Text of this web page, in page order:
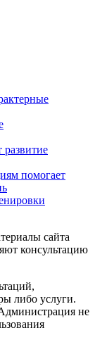
помогает
сайта
консультацию
либо услуги.
не